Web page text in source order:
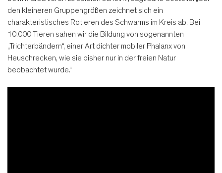
den kleineren Gruppengrößen zeichnet sich ein
charakteristisches Rotieren des Schwarms im Kreis ab. Bei
10.000 Tieren sahen wir die Bildung von sogenannten
„Trichterbändern“, einer Art dichter mobiler Phalanx von
Heuschrecken, wie sie bisher nur in der freien Natur
beobachtet wurde.“